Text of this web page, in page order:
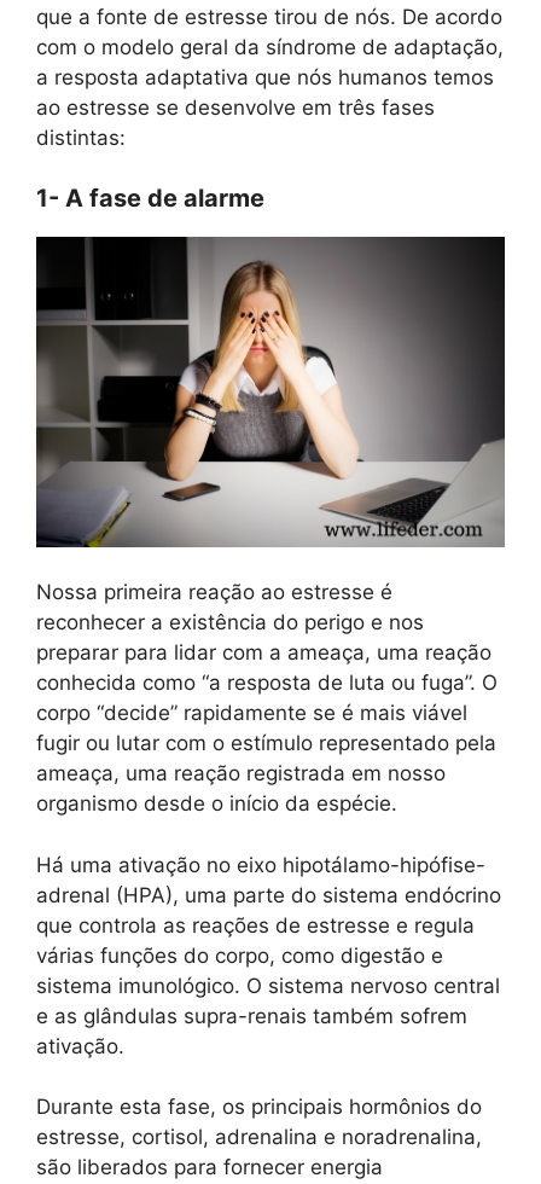
que a fonte de estresse tirou de nós. De acordo
com o modelo geral da síndrome de adaptação,
a resposta adaptativa que nós humanos temos
ao estresse se desenvolve em três fases
distintas:
1- A fase de alarme
Nossa primeira reação ao estresse é
reconhecer a existência do perigo e nos
preparar para lidar com a ameaça, uma reação
conhecida como “a resposta de luta ou fuga”. O
corpo “decide” rapidamente se é mais viável
fugir ou lutar com o estímulo representado pela
ameaça, uma reação registrada em nosso
organismo desde o início da espécie.
Há uma ativação no eixo hipotálamo-hipófise-
adrenal (HPA), uma parte do sistema endócrino
que controla as reações de estresse e regula
várias funções do corpo, como digestão e
sistema imunológico. O sistema nervoso central
e as glândulas supra-renais também sofrem
ativação.
Durante esta fase, os principais hormônios do
estresse, cortisol, adrenalina e noradrenalina,
são liberados para fornecer energia